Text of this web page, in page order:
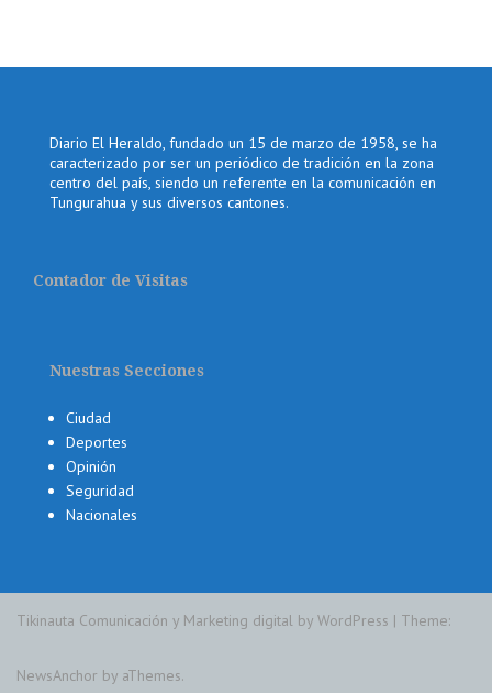
Diario El Heraldo, fundado un 15 de marzo de 1958, se ha
caracterizado por ser un periódico de tradición en la zona
centro del país, siendo un referente en la comunicación en
Tungurahua y sus diversos cantones.
Contador de Visitas
Nuestras Secciones
Ciudad
Deportes
Opinión
Seguridad
Nacionales
Tikinauta Comunicación y Marketing digital by WordPress | Theme:
NewsAnchor by aThemes.